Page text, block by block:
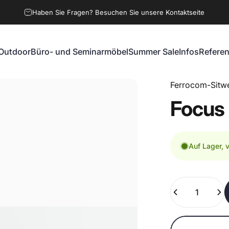
Haben Sie Fragen? Besuchen Sie unsere Kontaktseite
Büro- und SeminarmöbelSummer SaleInfos
Ferrocom-
Focus
Auf Lager,
Anzahl